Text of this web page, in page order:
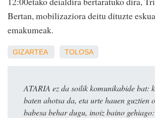
Bertan, mobilizaziora deitu dituzte
emakumeak.
GIZARTEA TOLOSA
ATARIA ez da soilik komunikabide bat:
baten ahotsa da, eta urte hauen guztien
babesa behar dugu, inoiz baino gehiago: